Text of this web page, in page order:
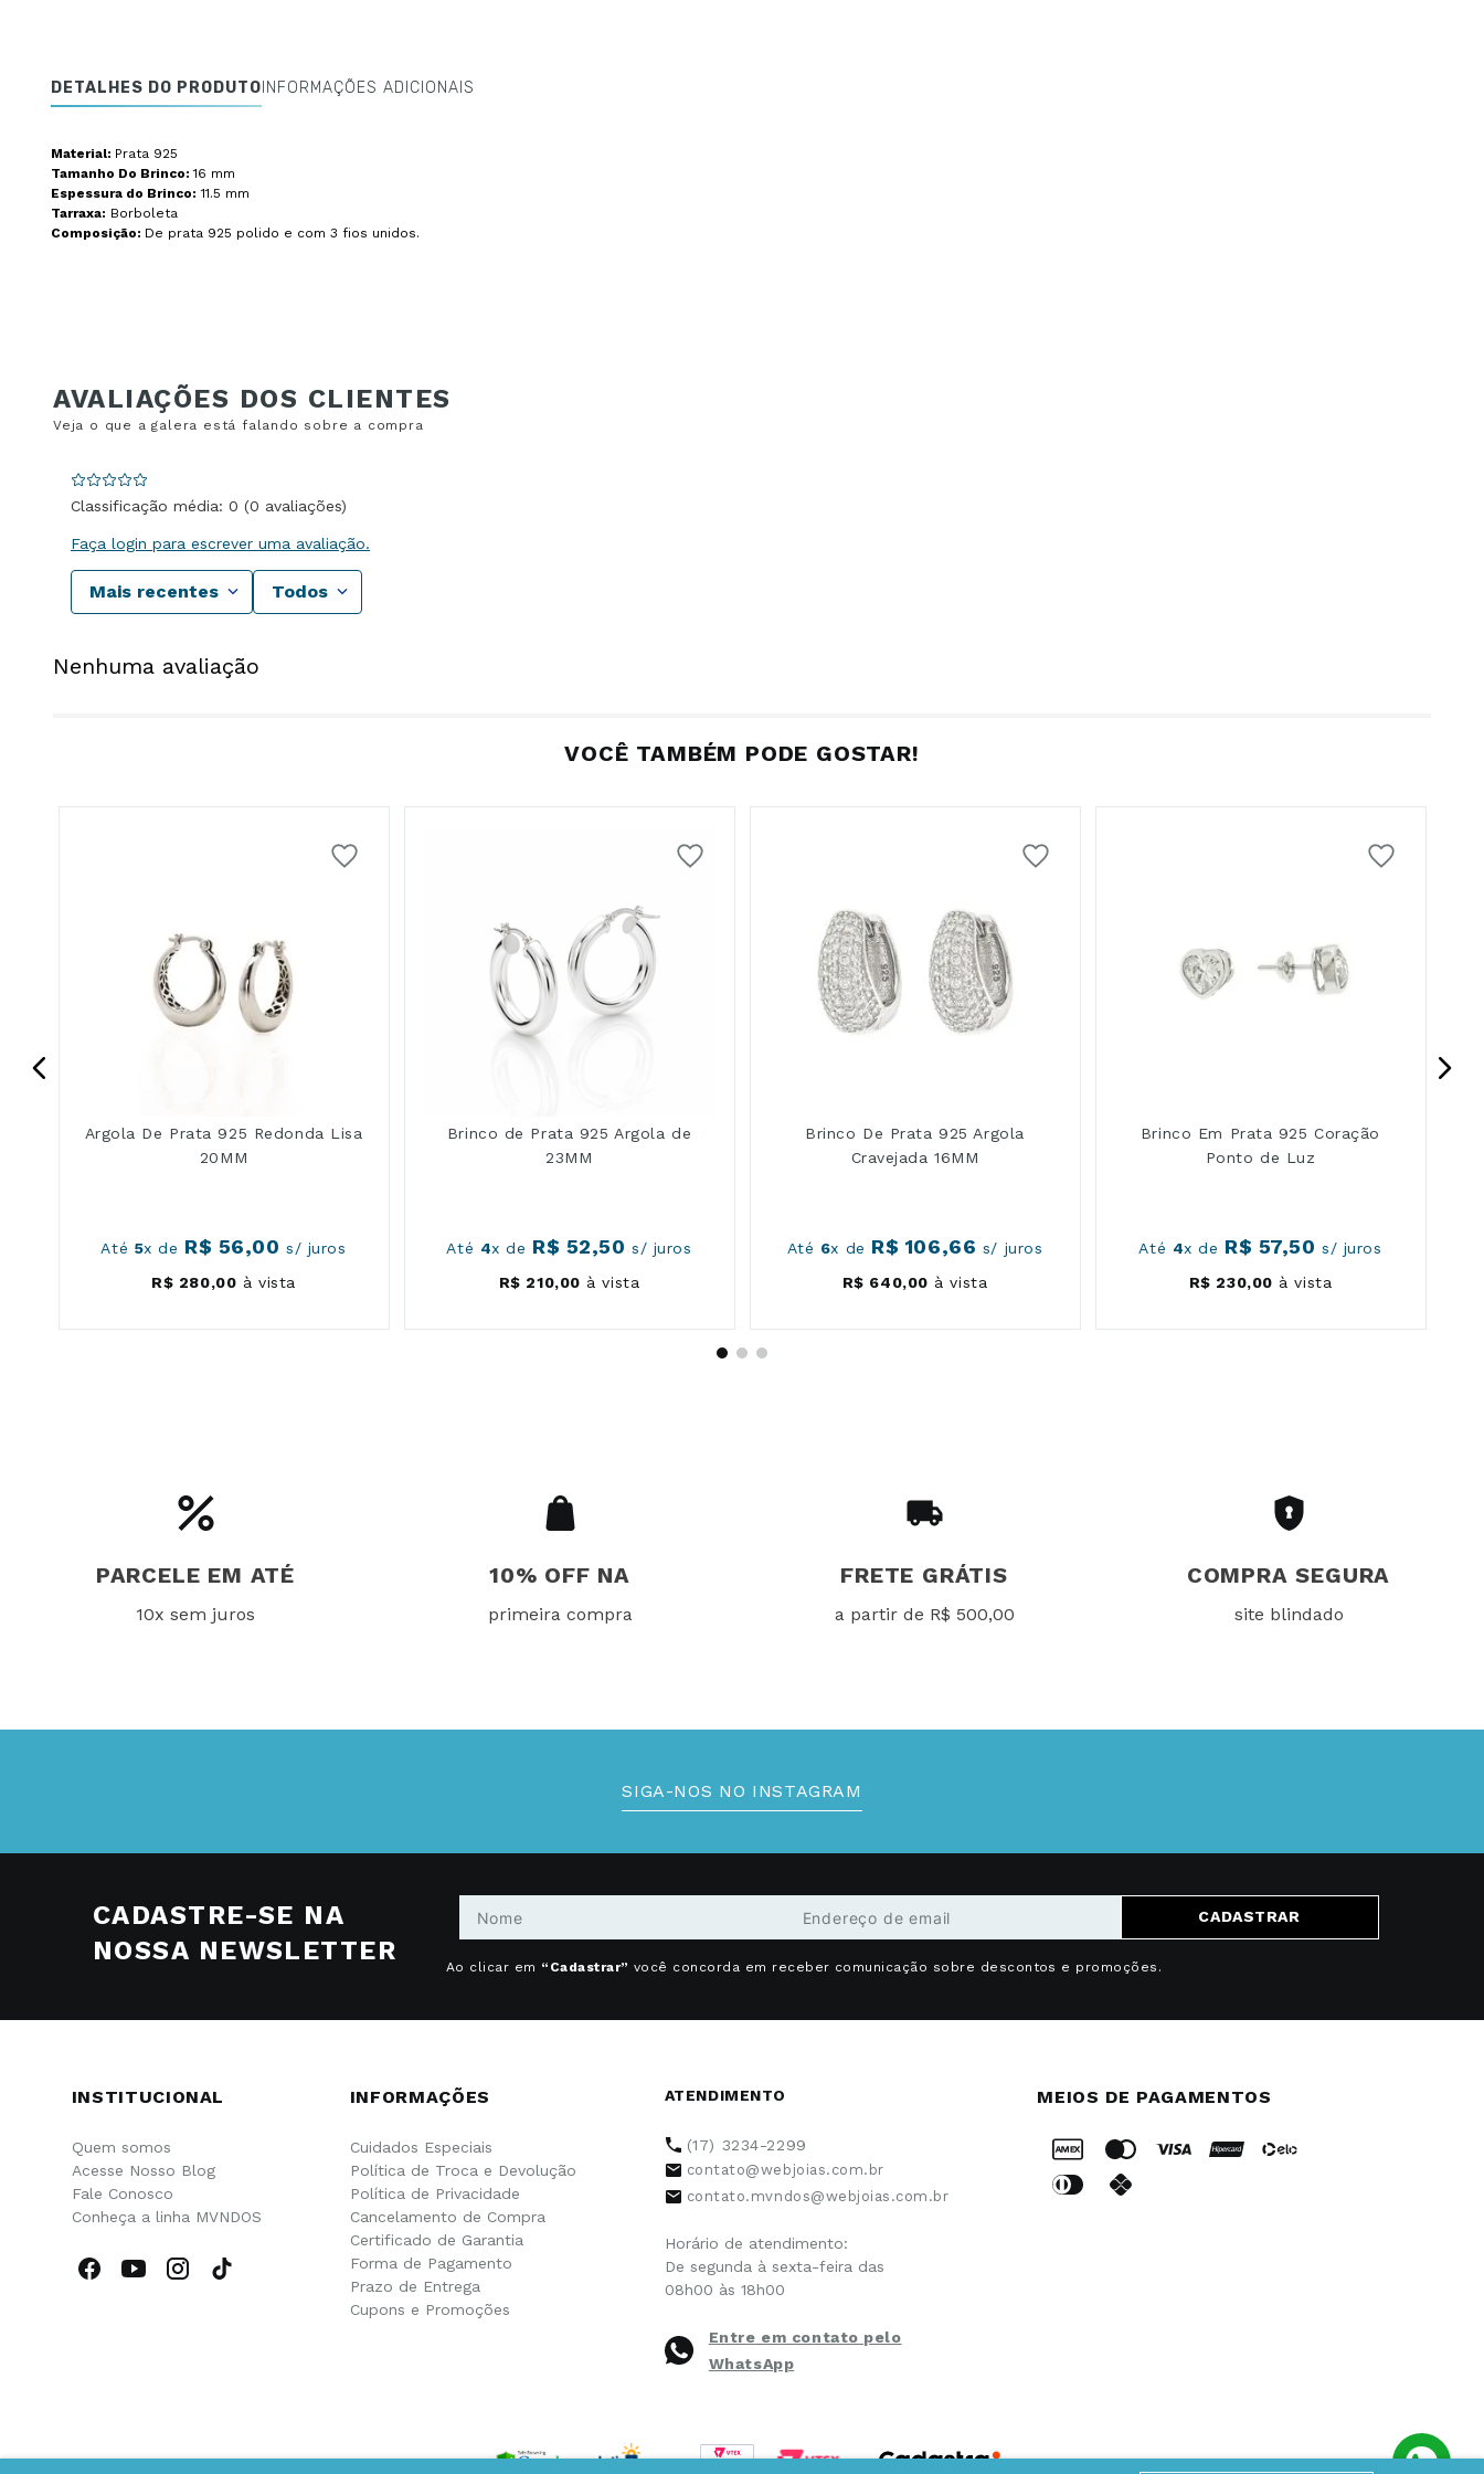
DETALHES DO PRODUTO INFORMAÇÕES ADICIONAIS
Material: Prata 925
Tamanho Do Brinco:16 mm
Espessura do Brinco: 11.5 mm
Tarraxa: Borboleta
Composição: De prata 925 polido e com 3 fios unidos.
Classificação média: 0 (0 avaliações)
Faça login para escrever uma avaliação.
Mais recentes Todos
Nenhuma avaliação
VOCÊ TAMBÉM PODE GOSTAR!
Argola De Prata 925 Redonda Lisa
20MM
Até 5x de R$ 56,00 s/ juros
R$ 280,00 à vista
Brinco de Prata 925 Argola de
23MM
Até 4x de R$ 52,50 s/ juros
R$ 210,00 à vista
Brinco De Prata 925 Argola
Cravejada 16MM
Até 6x de R$ 106,66 s/ juros
R$ 640,00 à vista
Brinco Em Prata 925 Coração
Ponto de Luz
Até 4x de R$ 57,50 s/ juros
R$ 230,00 à vista
PARCELE EM ATÉ
10x sem juros
10% OFF NA
primeira compra
FRETE GRÁTIS
a partir de R$ 500,00
COMPRA SEGURA
site blindado
SIGA-NOS NO INSTAGRAM
CADASTRE-SE NA
NOSSA NEWSLETTER
CADASTRAR
Ao clicar em “Cadastrar” você concorda em receber comunicação sobre descontos e promoções.
INSTITUCIONAL
Quem somos
Acesse Nosso Blog
Fale Conosco
Conheça a linha MVNDOS
INFORMAÇÕES
Cuidados Especiais
Política de Troca e Devolução
Política de Privacidade
Cancelamento de Compra
Certificado de Garantia
Forma de Pagamento
Prazo de Entrega
Cupons e Promoções
ATENDIMENTO
(17) 3234-2299
contato@webjoias.com.br
contato.mvndos@webjoias.com.br
Horário de atendimento:
De segunda à sexta-feira das
08h00 às 18h00
Entre em contato pelo
WhatsApp
MEIOS DE PAGAMENTOS